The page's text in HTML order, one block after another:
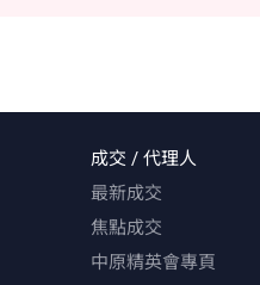
成交 / 代理人
最新成交
焦點成交
中原精英會專頁